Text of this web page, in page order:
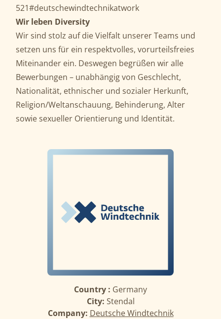
521#deutschewindtechnikatwork
Wir leben Diversity
Wir sind stolz auf die Vielfalt unserer Teams und
setzen uns für ein respektvolles, vorurteilsfreies
Miteinander ein. Deswegen begrüßen wir alle
Bewerbungen – unabhängig von Geschlecht,
Nationalität, ethnischer und sozialer Herkunft,
Religion/Weltanschauung, Behinderung, Alter
sowie sexueller Orientierung und Identität.
Country : Germany
City: Stendal
Company: Deutsche Windtechnik